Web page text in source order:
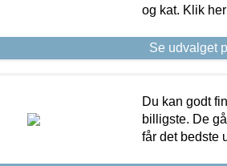
og kat. Klik
Se udvalget
Du kan godt
billigste. De
får det bedste